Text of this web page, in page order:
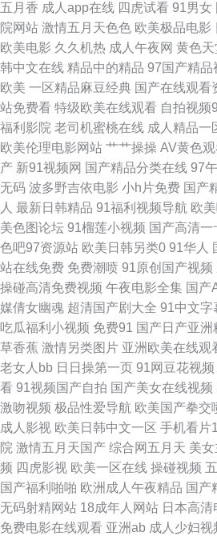
费 97资源中文字幕 97人人视频 豆花影院色
wwwav大全 91免费在线视频 韩国免费福利A
洲成人系列 少妇黑料 少妇前吃后入 婷婷网天
国产色图专区 男人天堂狠狠操 欧美日韩三区
免费成人A片色图 麻豆国产一二三四 久草资
com 国产国产国产自拍 超碰级品 欧美在线视
天撸天天干 成人A站 青青草操逼视频 日韩性
AV 激情色色综合导航 青娱乐聚色伦 超碰在
成人九草视频 精品国产玖玖影院 四虎成人伦
热综合 玖玖潮吹网 人人操爱爱 日本成人不卡
幕 青青热久久 欧美性爱黄色 欧美大成色 精东
三级 久久精品国产精品 老司机色色 狼人香蕉
特 人人操欧美人 免费看的91 美女自慰喷水网
五月香 成人app在线 四虎试看 91男女
院网站 激情五月天色色 欧美极品电影
欧美电影 久久机热 成人午夜网 黄色天
韩中文在线 精品中的精品 97国产精品
欧美 一区精品麻豆经典 国产在线观看
站免费看 特级欧美在线观看 自拍视频
福利影院 老司机蜜桃在线 成人精品一
欧美伦理电影网站 艹艹操操 AV黄色
产 新91视频网 国产精品分类在线 97
无码 波多野吉依电影 小h片免费 国产
人 最新日韩精品 91福利视频导航 欧
美色图论坛 91榴莲小视频 国产高清一
色吧97资源站 欧美日韩另类0 91华人
站在线免费 免费潮喷 91原创国产视频
操碰高清免费视频 午夜电影全集 国产
媒倩女幽魂 超清国产剧大全 91中文字
吃瓜福利小视频 免费91 国产日产亚洲
草香蕉 激情另类图片 亚洲欧美在线观
老女人bb 日日操第一页 91网豆花视频
看 91视频国产自拍 国产美女在线视频
激吻视频 极品性爱导航 欧美国产拳交
成人影视 欧美日韩中文一区 手机看片
院 激情五月天国产 综合网五月天 美
频 四虎影视 欧美一区在线 操碰视频
国产福利啪啪 欧洲成人午夜精品 国产
无码射精网站 18成年人网站 日本高清
免费电影在线观看 亚洲ab 成人少妇视